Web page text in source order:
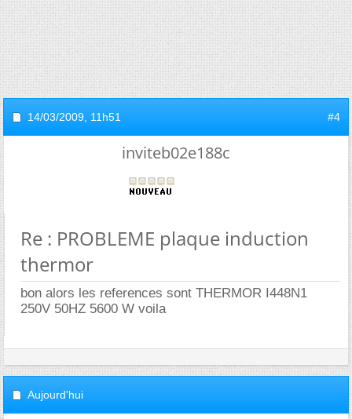
14/03/2009, 11h51 #4
inviteb02e188c
Re : PROBLEME plaque induction
thermor
bon alors les references sont THERMOR I448N1
250V 50HZ 5600 W voila
Aujourd'hui